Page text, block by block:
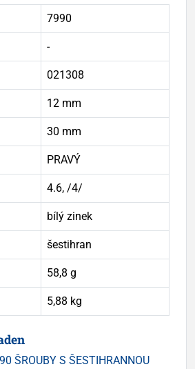
7990
-
021308
12 mm
30 mm
PRAVÝ
4.6, /4/
bílý zinek
šestihran
58,8 g
5,88 kg
ŠROUBY S ŠESTIHRANNOU